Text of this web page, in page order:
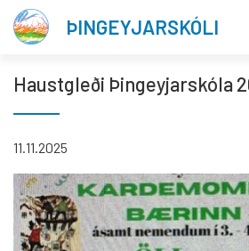
Fara
ÞINGEYJARSKÓLI
Haustgleði Þingeyjarskóla
11.11.2025